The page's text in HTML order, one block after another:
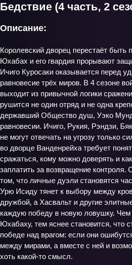
Бедствие (4 часть, 2
Описание:
Королевский дворец перестаёт быть
Юхабах и его гвардия прорывают
Ичиго Куросаки оказывается перед
равновесие трёх миров. В 4 сезоне
выходит из привычной логики
рушится не один отряд и не одна
державший Общество душ, Уэко
равновесии. Ичиго, Рукия, Рэндзи,
не могут отвечать на угрозу только
во дворце Ванденрейха требует
сражаться, кому можно доверять и
заплатить за возвращение контроля.
том, что личные дуэли становятся
Урю Исиду тянет к выбору между
дружбой, а Хасвальт и другие
каждую победу в новую ловушку. Чем
Юхабаху, тем яснее становится, что
победе над врагом: если они
между мирами, а вместе с ней и
хоть какой-то смысл.